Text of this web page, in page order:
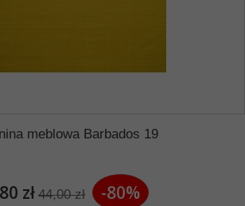
meblowa Barbados 19
zł 44,00 zł -80%